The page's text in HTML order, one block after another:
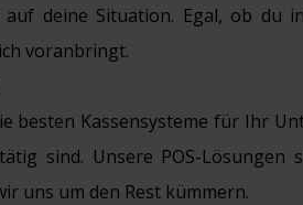
deine Situation. Egal, ob du
voranbringt.
besten Kassensysteme für Ihr
sind. Unsere POS-
uns um den Rest kümmern.